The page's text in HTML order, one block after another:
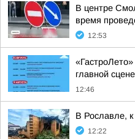
В центре
время
12:53
главной
12:46
В Рославле,
12:22